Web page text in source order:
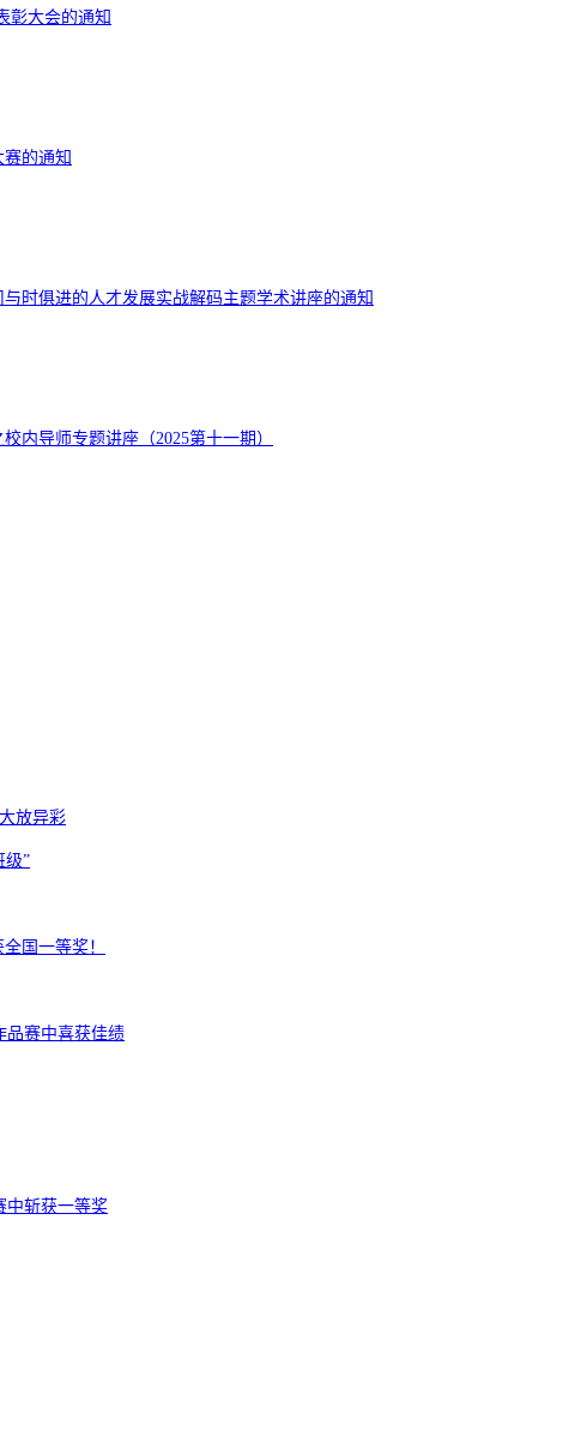
彰大会的通知
的通知
时俱进的人才发展实战解码主题学术讲座的通知
导师专题讲座（2025第十一期）
放异彩
级”
国一等奖！
品赛中喜获佳绩
中斩获一等奖